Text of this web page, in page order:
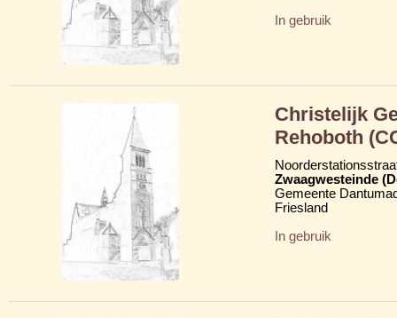
In gebruik
Christelijk
Rehoboth
Zwaagwesteinde
Gemeente
Friesland
In gebruik